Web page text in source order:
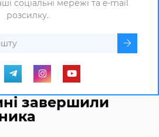
соціальні мережі та e-mail
розсилку.
завершили